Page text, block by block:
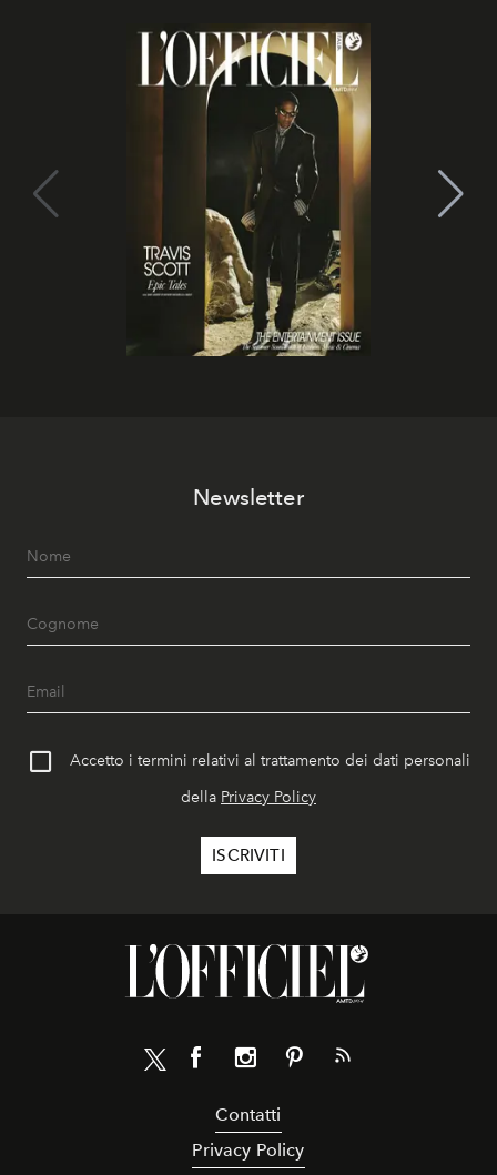
Newsletter
Accetto i termini relativi al trattamento dei dati personali
della Privacy Policy
Contatti
Privacy Policy